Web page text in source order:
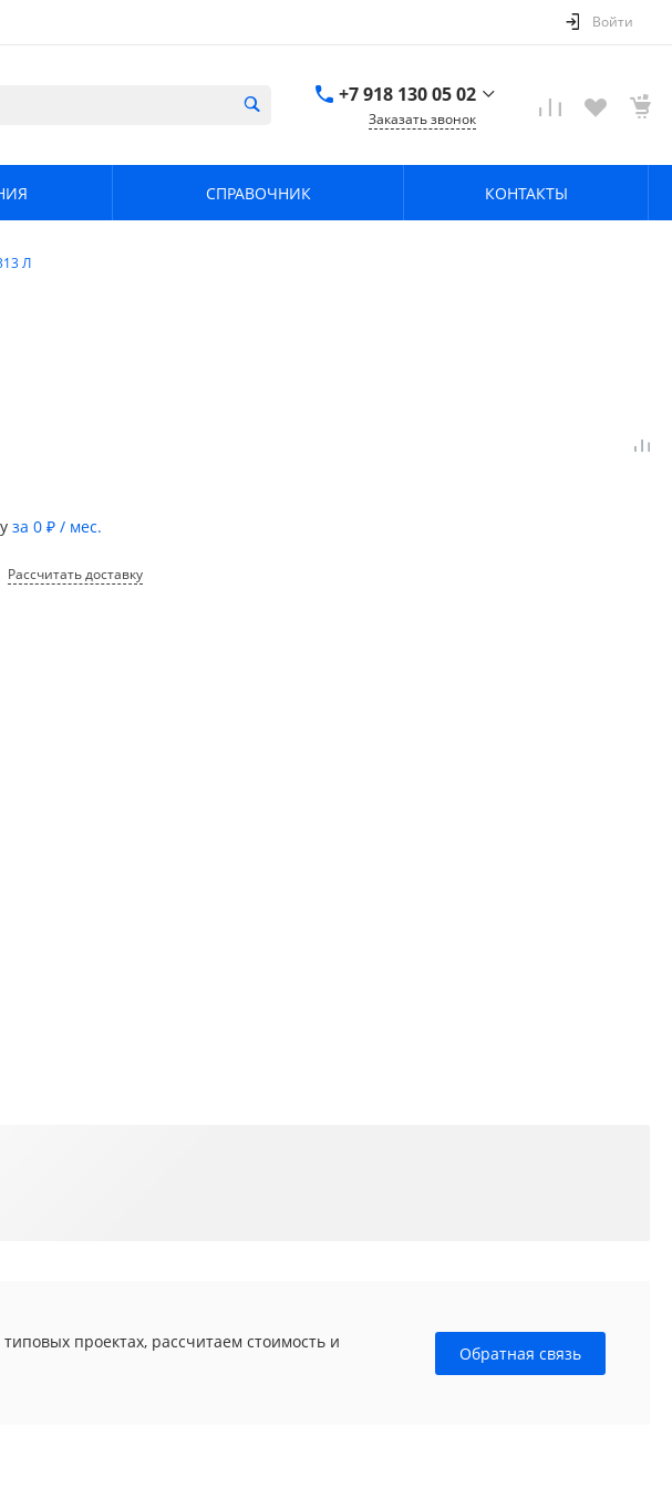
Войти
+7 918 130 05 02
Заказать звонок
СПРАВОЧНИК КОНТАКТЫ
Л
за0 ₽ / мес.
Рассчитать доставку
проектах, рассчитаем стоимость и
Обратная связь